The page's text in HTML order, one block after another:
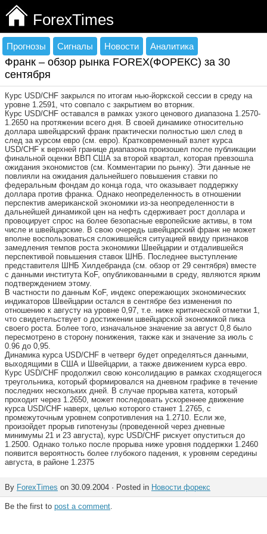
ForexTimes
Прогнозы Сигналы Новости Аналитика
Франк – обзор рынка FOREX(ФОРЕКС) за 30
сентября
Курс USD/CHF закрылся по итогам нью-йоркской сессии в среду на
уровне 1.2591, что совпало с закрытием во вторник.
Курс USD/CHF оставался в рамках узкого ценового диапазона 1.2570-
1.2650 на протяжении всего дня. В своей динамике относительно
доллара швейцарский франк практически полностью шел след в
след за курсом евро (см. евро). Кратковременный взлет курса
USD/CHF к верхней границе диапазона произошел после публикации
финальной оценки ВВП США за второй квартал, которая превзошла
ожидания экономистов (см. Комментарии по рынку). Эти данные не
повлияли на ожидания дальнейшего повышения ставки по
федеральным фондам до конца года, что оказывает поддержку
доллара против франка. Однако неопределенность в отношении
перспектив американской экономики из-за неопределенности в
дальнейшей динамикой цен на нефть сдерживает рост доллара и
провоцирует спрос на более безопасные европейские активы, в том
числе и швейцарские. В свою очередь швейцарский франк не может
вполне воспользоваться сложившейся ситуацией ввиду признаков
замедления темпов роста экономики Швейцарии и отдалившейся
перспективой повышения ставок ШНБ. Последнее выступление
представителя ШНБ Хилдебранда (см. обзор от 29 сентября) вместе
с данными института KoF, опубликованными в среду, являются ярким
подтверждением этому.
В частности по данным KoF, индекс опережающих экономических
индикаторов Швейцарии остался в сентябре без изменения по
отношению к августу на уровне 0,97, т.е. ниже критической отметки 1,
что свидетельствует о достижении швейцарской экономикой пика
своего роста. Более того, изначальное значение за август 0,8 было
пересмотрено в сторону понижения, также как и значение за июль с
0.96 до 0,95.
Динамика курса USD/CHF в четверг будет определяться данными,
выходящими в США и Швейцарии, а также движением курса евро.
Курс USD/CHF продолжил свою консолидацию в рамках сходящегося
треугольника, который формировался на дневном графике в течение
последних нескольких дней. В случае прорыва катета, который
проходит через 1.2650, может последовать ускореннее движение
курса USD/CHF наверх, целью которого станет 1.2765, с
промежуточным уровнем сопротивления на 1.2710. Если же,
произойдет прорыв гипотенузы (проведенной через дневные
минимумы 21 и 23 августа), курс USD/CHF рискует опуститься до
1.2500. Однако только после прорыва ниже уровня поддержки 1.2460
появится вероятность более глубокого падения, к уровням середины
августа, в районе 1.2375
By ForexTimes on 30.09.2004 · Posted in Новости форекс
Be the first to post a comment.